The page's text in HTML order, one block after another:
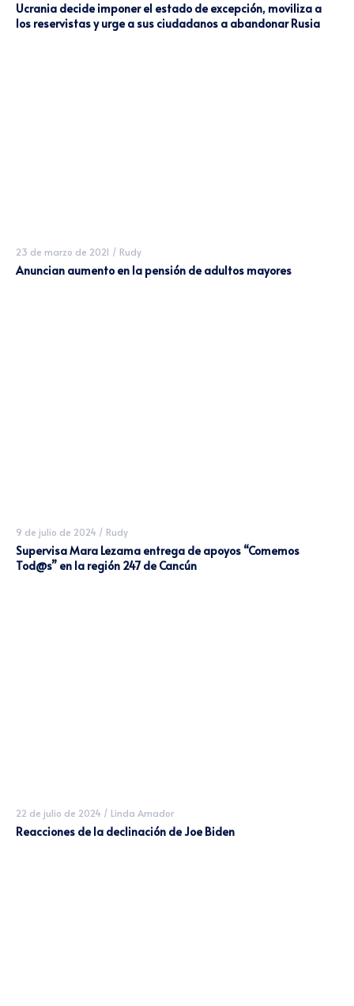
Ucrania decide imponer el estado de excepción, moviliza a
los reservistas y urge a sus ciudadanos a abandonar Rusia
23 de marzo de 2021 / Rudy
Anuncian aumento en la pensión de adultos mayores
9 de julio de 2024 / Rudy
Supervisa Mara Lezama entrega de apoyos “Comemos
Tod@s” en la región 247 de Cancún
22 de julio de 2024 / Linda Amador
Reacciones de la declinación de Joe Biden